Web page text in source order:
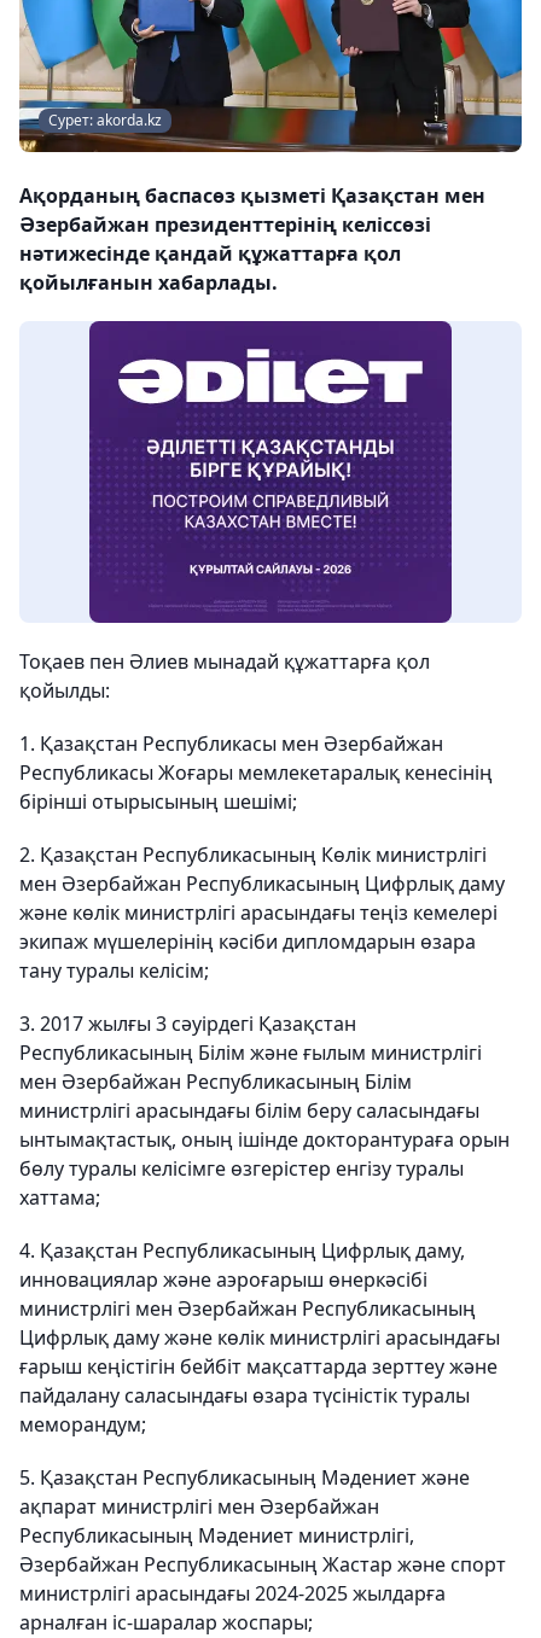
Сурет: akorda.kz
Ақорданың баспасөз қызметі Қазақстан мен
Әзербайжан президенттерінің келіссөзі
нәтижесінде қандай құжаттарға қол
қойылғанын хабарлады.
Тоқаев пен Әлиев мынадай құжаттарға қол
қойылды:
1. Қазақстан Республикасы мен Әзербайжан
Республикасы Жоғары мемлекетаралық кенесінің
бірінші отырысының шешімі;
2. Қазақстан Республикасының Көлік министрлігі
мен Әзербайжан Республикасының Цифрлық даму
және көлік министрлігі арасындағы теңіз кемелері
экипаж мүшелерінің кәсіби дипломдарын өзара
тану туралы келісім;
3. 2017 жылғы 3 сәуірдегі Қазақстан
Республикасының Білім және ғылым министрлігі
мен Әзербайжан Республикасының Білім
министрлігі арасындағы білім беру саласындағы
ынтымақтастық, оның ішінде докторантураға орын
бөлу туралы келісімге өзгерістер енгізу туралы
хаттама;
4. Қазақстан Республикасының Цифрлық даму,
инновациялар және аэроғарыш өнеркәсібі
министрлігі мен Әзербайжан Республикасының
Цифрлық даму және көлік министрлігі арасындағы
ғарыш кеңістігін бейбіт мақсаттарда зерттеу және
пайдалану саласындағы өзара түсіністік туралы
меморандум;
5. Қазақстан Республикасының Мәдениет және
ақпарат министрлігі мен Әзербайжан
Республикасының Мәдениет министрлігі,
Әзербайжан Республикасының Жастар және спорт
министрлігі арасындағы 2024-2025 жылдарға
арналған іс-шаралар жоспары;